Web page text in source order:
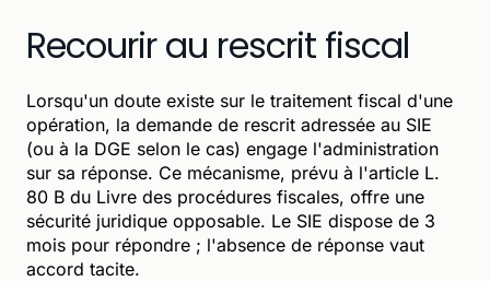
Recourir au rescrit fiscal
Lorsqu'un doute existe sur le traitement fiscal d'une
opération, la demande de rescrit adressée au SIE
(ou à la DGE selon le cas) engage l'administration
sur sa réponse. Ce mécanisme, prévu à l'article L.
80 B du Livre des procédures fiscales, offre une
sécurité juridique opposable. Le SIE dispose de 3
mois pour répondre ; l'absence de réponse vaut
accord tacite.